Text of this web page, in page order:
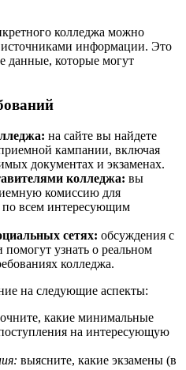
колледжа можно
источниками информации. Это
данные, которые могут
на сайте вы найдете
кампании, включая
документах и экзаменах.
колледжа: вы
комиссию для
по всем интересующим
сетях: обсуждения с
узнать о реальном
колледжа.
на следующие аспекты:
какие минимальные
на интересующую
выясните, какие экзамены (в